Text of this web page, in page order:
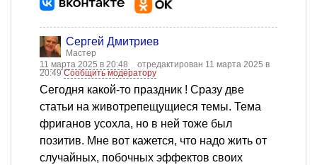
Сергей Дмитриев
Мастер
11 марта 2025 в 20:48
отредактирован 11 марта 2025 в
20:49Сообщить модератору
Сегодня какой-то праздник ! Сразу две
статьи на животрепещущиеся темы. Тема
фриганов усохла, но в ней тоже был
позитив. Мне вот кажется, что надо жить от
случайных, побочных эффектов своих